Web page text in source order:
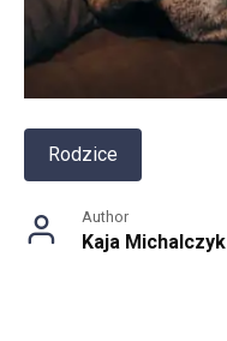
Rodzice
Author
Kaja Michalczyk